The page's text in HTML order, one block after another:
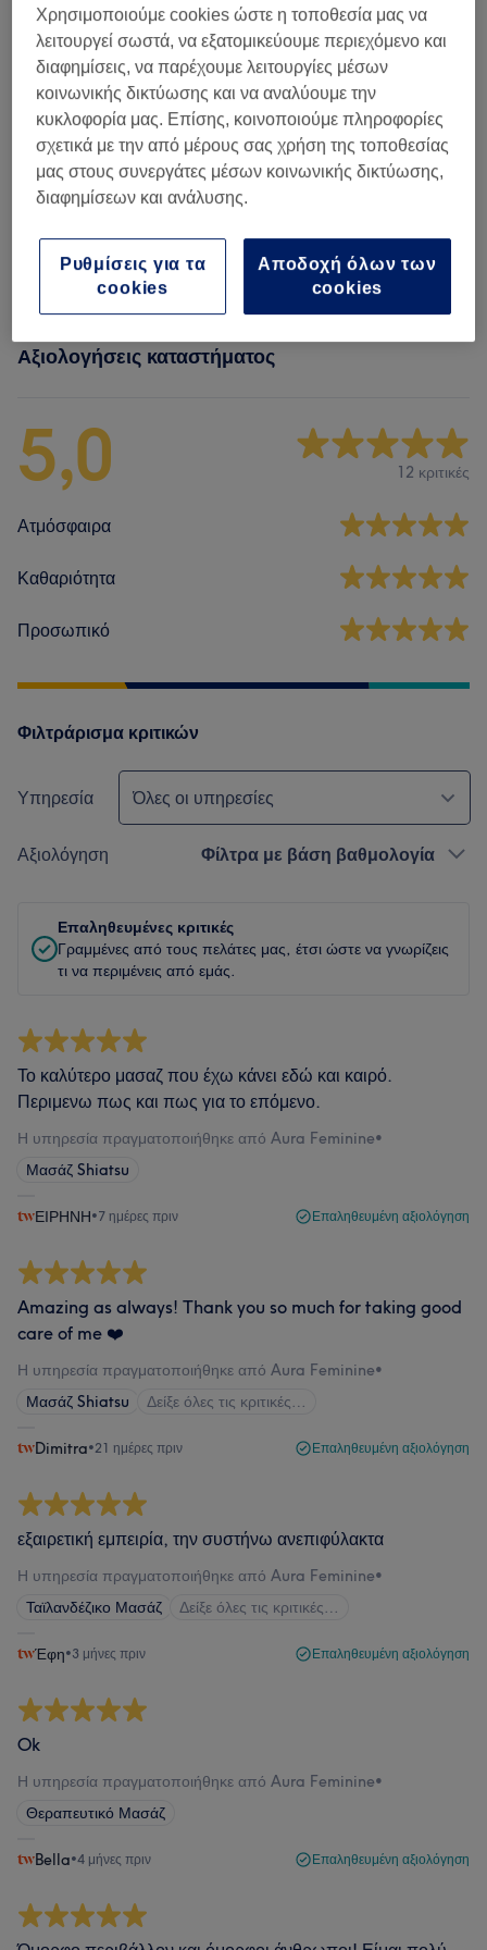
Must Have Experience 1 από € 35
Facial Treatments - Θεραπείες
Προσώπου
(
από € 25
Body Treatments - Φροντίδα Σώματος (5 ) από € 35
Classic Massages (1 ) € 65
Αξιολογήσεις καταστήματος
5,0 12 κριτικές
Ατμόσφαιρα
Καθαριότητα
Προσωπικό
Φιλτράρισμα κριτικών
Υπηρεσία Όλες οι υπηρεσίες
Αξιολόγηση Φίλτρα με βάση βαθμολογία
Επαληθευμένες κριτικές
Γραμμένες από τους πελάτες μας, έτσι ώστε να γνωρίζεις
τι να περιμένεις από εμάς.
Το καλύτερο μασαζ που έχω κάνει εδώ και καιρό.
Περιμενω πως και πως για το επόμενο.
Η υπηρεσία πραγματοποιήθηκε από Aura Feminine•
Μασάζ Shiatsu
ΕΙΡΗΝΗ•7 ημέρες πριν Επαληθευμένη αξιολόγηση
Amazing as always! Thank you so much for taking good
care of me ❤️
Η υπηρεσία πραγματοποιήθηκε από Aura Feminine•
Μασάζ Shiatsu
Δείξε όλες τις κριτικές…
Dimitra•21 ημέρες πριν Επαληθευμένη αξιολόγηση
εξαιρετική εμπειρία, την συστήνω ανεπιφύλακτα
Η υπηρεσία πραγματοποιήθηκε από Aura Feminine•
Ταϊλανδέζικο Μασάζ
Δείξε όλες τις κριτικές…
Έφη•3 μήνες πριν Επαληθευμένη αξιολόγηση
Ok
Η υπηρεσία πραγματοποιήθηκε από Aura Feminine•
Θεραπευτικό Μασάζ
Bella•4 μήνες πριν Επαληθευμένη αξιολόγηση
Χρησιμοποιούμε cookies ώστε η τοποθεσία μας να
λειτουργεί σωστά, να εξατομικεύουμε περιεχόμενο και
διαφημίσεις, να παρέχουμε λειτουργίες μέσων
κοινωνικής δικτύωσης και να αναλύουμε την
κυκλοφορία μας. Επίσης, κοινοποιούμε πληροφορίες
σχετικά με την από μέρους σας χρήση της τοποθεσίας
μας στους συνεργάτες μέσων κοινωνικής δικτύωσης,
διαφημίσεων και ανάλυσης.
Αποδοχή όλων των
cookies
Ρυθμίσεις για τα
cookies